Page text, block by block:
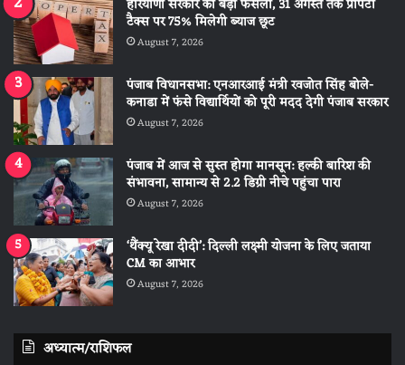
हरियाणा सरकार का बड़ा फैसला, 31 अगस्त तक प्रॉपर्टी
टैक्स पर 75% मिलेगी ब्याज छूट
August 7, 2026
पंजाब विधानसभा: एनआरआई मंत्री रवजोत सिंह बोले-
कनाडा में फंसे विद्यार्थियों को पूरी मदद देगी पंजाब सरकार
August 7, 2026
पंजाब में आज से सुस्त होगा मानसून: हल्की बारिश की
संभावना, सामान्य से 2.2 डिग्री नीचे पहुंचा पारा
August 7, 2026
‘थैंक्यू रेखा दीदी’: दिल्ली लक्ष्मी योजना के लिए जताया
CM का आभार
August 7, 2026
अध्यात्म/राशिफल